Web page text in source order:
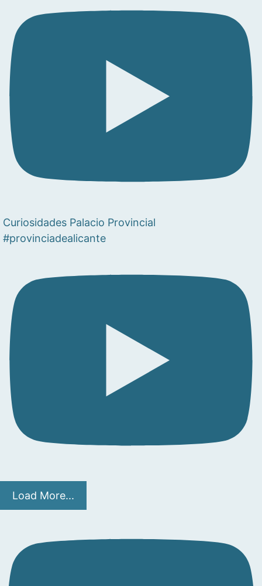
Curiosidades Palacio Provincial
#provinciadealicante
Load More...